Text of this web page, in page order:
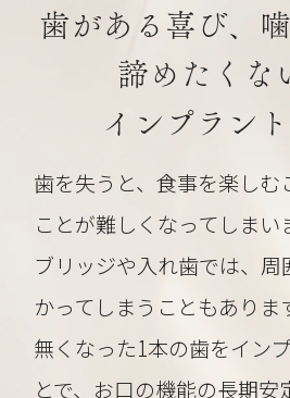
歯がある喜び、
諦めたくな
インプラン
歯を失うと、食事を楽しむ
ことが難しくなってしまい
ブリッジや入れ歯では、
かってしまうこともありま
無くなった1本の歯をイン
とで、お口の機能の長期安